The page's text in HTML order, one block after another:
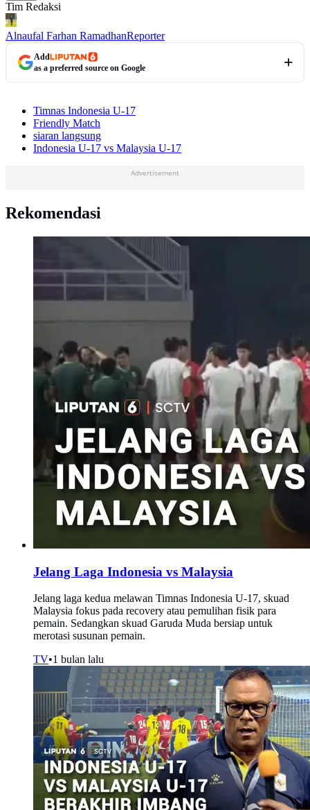
Tim Redaksi
Alnaufal Farhan RamadhanReporter
Add
as a preferred source on Google
Timnas Indonesia U-17
Friendly Match
siaran langsung
Indonesia U-17 vs Malaysia U-17
Advertisement
Rekomendasi
Jelang Laga Indonesia vs Malaysia
Jelang laga kedua melawan Timnas Indonesia U-17, skuad
Malaysia fokus pada recovery atau pemulihan fisik para
pemain. Sedangkan skuad Garuda Muda bersiap untuk
merotasi susunan pemain.
TV•1 bulan lalu